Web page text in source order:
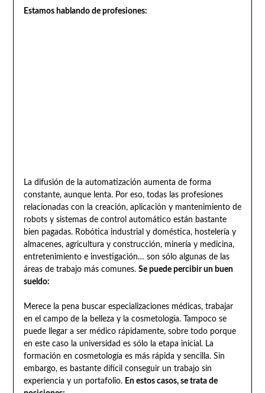
Estamos hablando de profesiones:
La difusión de la automatización aumenta de forma
constante, aunque lenta. Por eso, todas las profesiones
relacionadas con la creación, aplicación y mantenimiento de
robots y sistemas de control automático están bastante
bien pagadas. Robótica industrial y doméstica, hostelería y
almacenes, agricultura y construcción, minería y medicina,
entretenimiento e investigación… son sólo algunas de las
áreas de trabajo más comunes. Se puede percibir un buen
sueldo:
Merece la pena buscar especializaciones médicas, trabajar
en el campo de la belleza y la cosmetología. Tampoco se
puede llegar a ser médico rápidamente, sobre todo porque
en este caso la universidad es sólo la etapa inicial. La
formación en cosmetología es más rápida y sencilla. Sin
embargo, es bastante difícil conseguir un trabajo sin
experiencia y un portafolio. En estos casos, se trata de